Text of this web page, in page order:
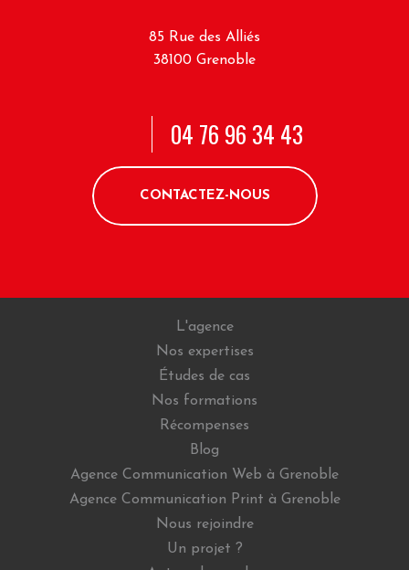
85 Rue des Alliés
38100 Grenoble
04 76 96 34 43
CONTACTEZ-NOUS
L'agence
Nos expertises
Études de cas
Nos formations
Récompenses
Blog
Agence Communication Web à Grenoble
Agence Communication Print à Grenoble
Nous rejoindre
Un projet ?